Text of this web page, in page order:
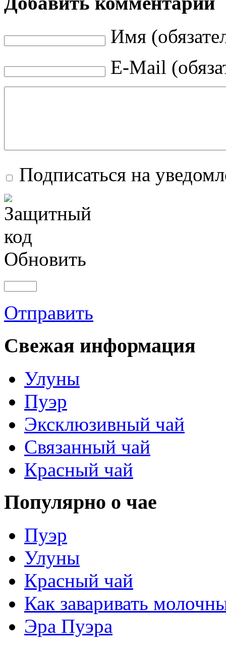
Имя
E-Mail
Подписаться на
Обновить
Отправить
Свежая информация
Улуны
Пуэр
Эксклюзивный чай
Связанный чай
Красный чай
Популярно о чае
Пуэр
Улуны
Красный чай
Как заваривать
Эра Пуэра